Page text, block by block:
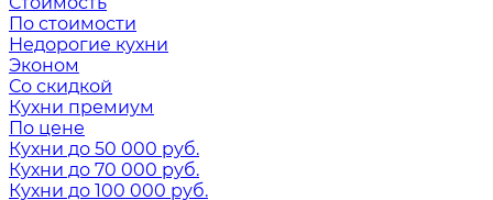
По стоимости
Недорогие кухни
Эконом
Со скидкой
Кухни премиум
По цене
Кухни до 50 000 руб.
Кухни до 70 000 руб.
Кухни до 100 000 руб.